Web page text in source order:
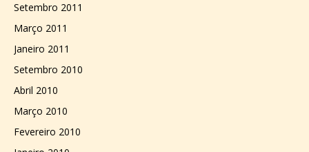
Setembro 2011
Março 2011
Janeiro 2011
Setembro 2010
Abril 2010
Março 2010
Fevereiro 2010